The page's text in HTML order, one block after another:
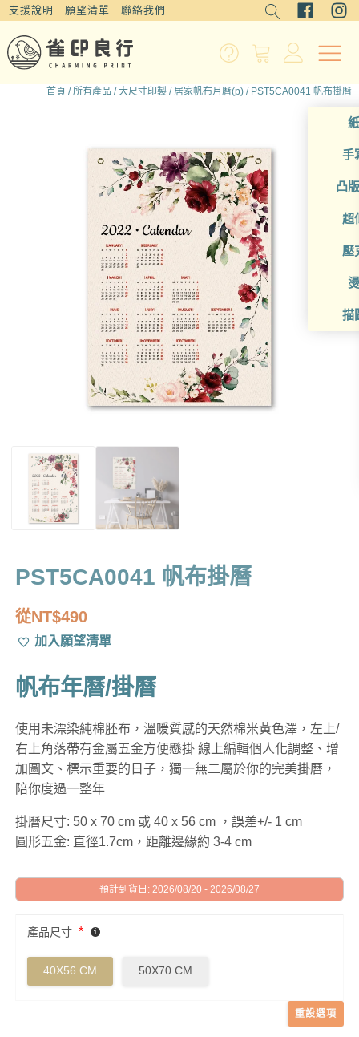
支援說明 願望清單 聯絡我們
手
凸
超
壓
描
首頁 /所有產品 /大尺寸印製 / 居家帆布月曆(p) / PST5CA0041 帆布掛曆
PST5CA0041 帆布掛曆
從NT$490
加入願望清單
帆布年曆/掛曆
使用未漂染純棉胚布，溫暖質感的天然棉米黃色澤，左上/
右上角落帶有金屬五金方便懸掛 線上編輯個人化調整、增
加圖文、標示重要的日子，獨一無二屬於你的完美掛曆，
陪你度過一整年
掛曆尺寸: 50 x 70 cm 或 40 x 56 cm ，誤差+/- 1 cm
圓形五金: 直徑1.7cm，距離邊緣約 3-4 cm
預計到貨日: 2026/08/20 - 2026/08/27
產品尺寸 *
40X56 CM 50X70 CM
重設選項